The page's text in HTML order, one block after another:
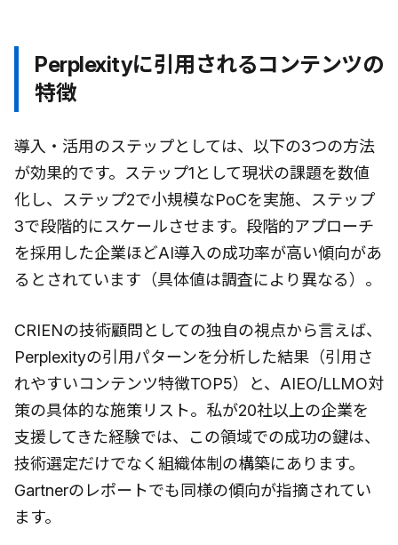
Perplexityに引用されるコンテンツの
特徴
導入・活用のステップとしては、以下の3つの方法
が効果的です。ステップ1として現状の課題を数値
化し、ステップ2で小規模なPoCを実施、ステップ
3で段階的にスケールさせます。段階的アプローチ
を採用した企業ほどAI導入の成功率が高い傾向があ
るとされています（具体値は調査により異なる）。
CRIENの技術顧問としての独自の視点から言えば、
Perplexityの引用パターンを分析した結果（引用さ
れやすいコンテンツ特徴TOP5）と、AIEO/LLMO対
策の具体的な施策リスト。私が20社以上の企業を
支援してきた経験では、この領域での成功の鍵は、
技術選定だけでなく組織体制の構築にあります。
Gartnerのレポートでも同様の傾向が指摘されてい
ます。